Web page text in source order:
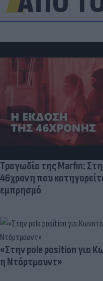
Τραγωδία της Marfin:
46χρονη που
εμπρησμό
«Στην pole position για
η Ντόρτμουντ»